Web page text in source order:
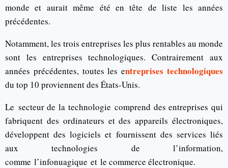
monde et aurait même été en tête de liste les années
précédentes.
Notamment, les trois entreprises les plus rentables au monde
sont les entreprises technologiques. Contrairement aux
années précédentes, toutes les entreprises technologiques
du top 10 proviennent des États-Unis.
Le secteur de la technologie comprend des entreprises qui
fabriquent des ordinateurs et des appareils électroniques,
développent des logiciels et fournissent des services liés
aux technologies de l’information,
comme l’infonuagique et le commerce électronique.